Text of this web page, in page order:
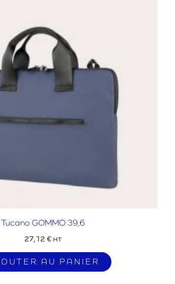
Tucano GOMMO 39,6
27,12 € HT
AU PANIER